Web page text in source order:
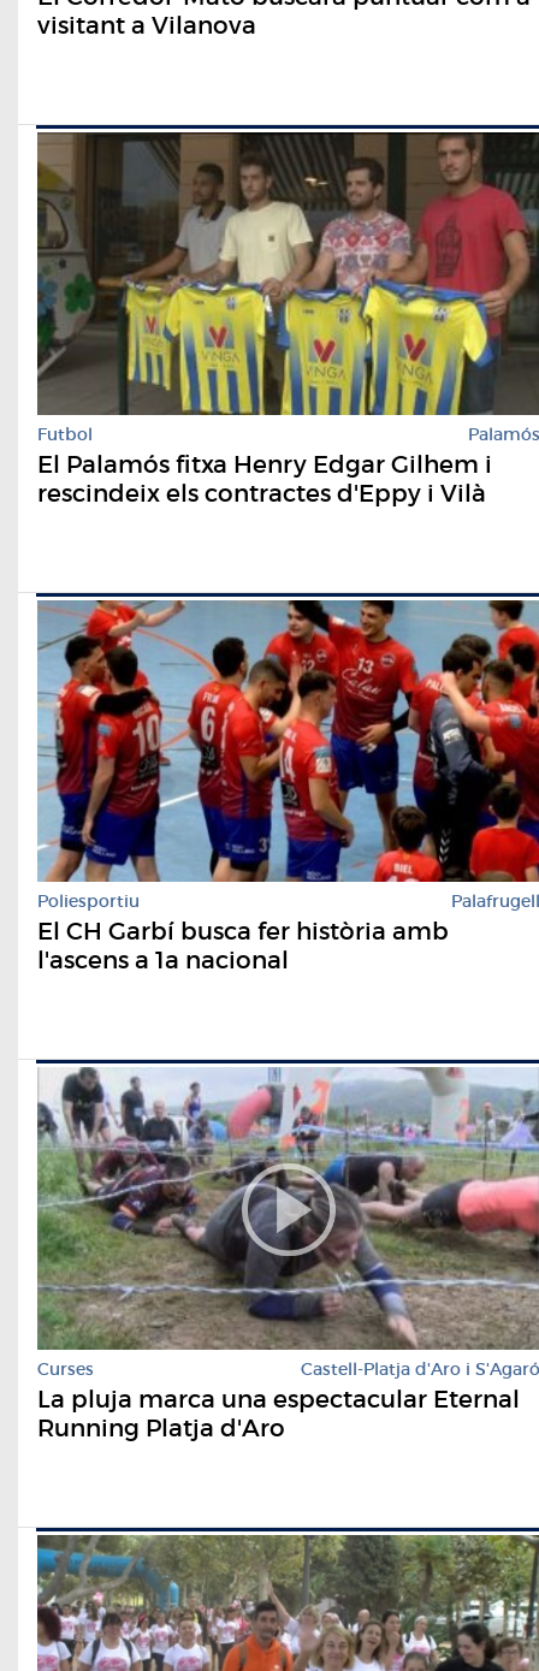
visitant a Vilanova
Futbol Palamós
El Palamós fitxa Henry Edgar Gilhem i
rescindeix els contractes d'Eppy i Vilà
Poliesportiu Palafrugell
El CH Garbí busca fer història amb
l'ascens a 1a nacional
Curses Castell-Platja d'Aro i S'Agaró
La pluja marca una espectacular Eternal
Running Platja d'Aro